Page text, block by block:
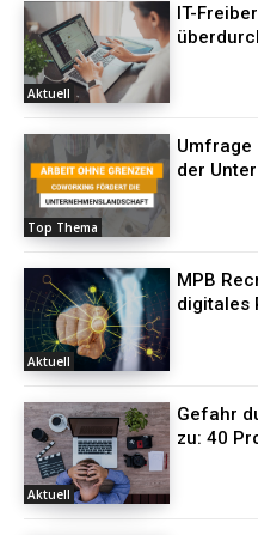
Aktuell
IT-
Top Thema
Umfrage
der
Aktuell
MPB
digitales
Aktuell
Gefahr
zu: 40